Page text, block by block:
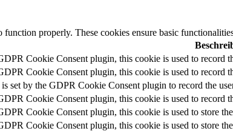
properly. These cookies ensure basic
Cookie Consent plugin, this cookie is used to record
Cookie Consent plugin, this cookie is used to record
set by the GDPR Cookie Consent plugin to record the
Cookie Consent plugin, this cookie is used to record
Cookie Consent plugin, this cookie is used to store
Cookie Consent plugin, this cookie is used to store